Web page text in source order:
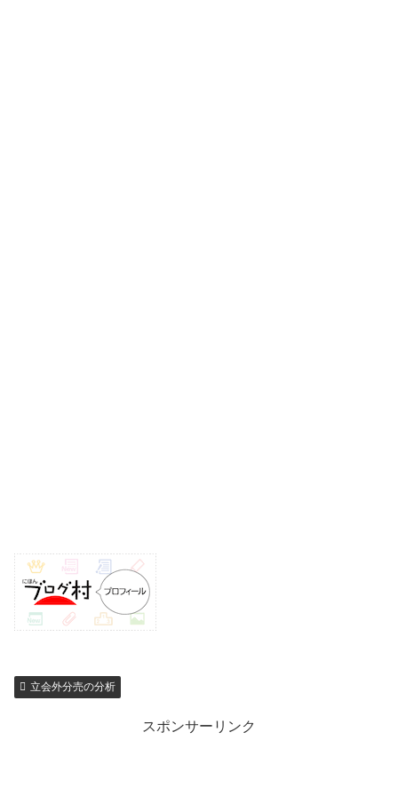
立会外分売の分析
スポンサーリンク